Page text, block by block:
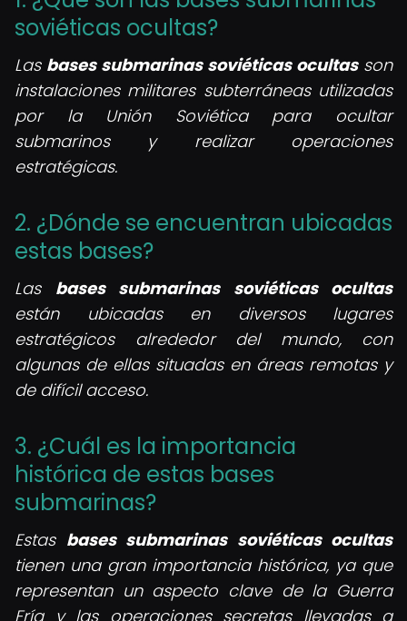
soviéticas ocultas?
Las bases submarinas soviéticas ocultasson
instalaciones militares subterráneas utilizadas
por la Unión Soviética para ocultar
submarinos y realizar operaciones
estratégicas.
2. ¿Dónde se encuentran ubicadas
estas bases?
Las bases submarinas soviéticas ocultas
están ubicadas en diversos lugares
estratégicos alrededor del mundo, con
algunas de ellas situadas en áreas remotas y
de difícil acceso.
3. ¿Cuál es la importancia
histórica de estas bases
submarinas?
Estas bases submarinas soviéticas ocultas
tienen una gran importancia histórica, ya que
representan un aspecto clave de la Guerra
Fría y las operaciones secretas llevadas a